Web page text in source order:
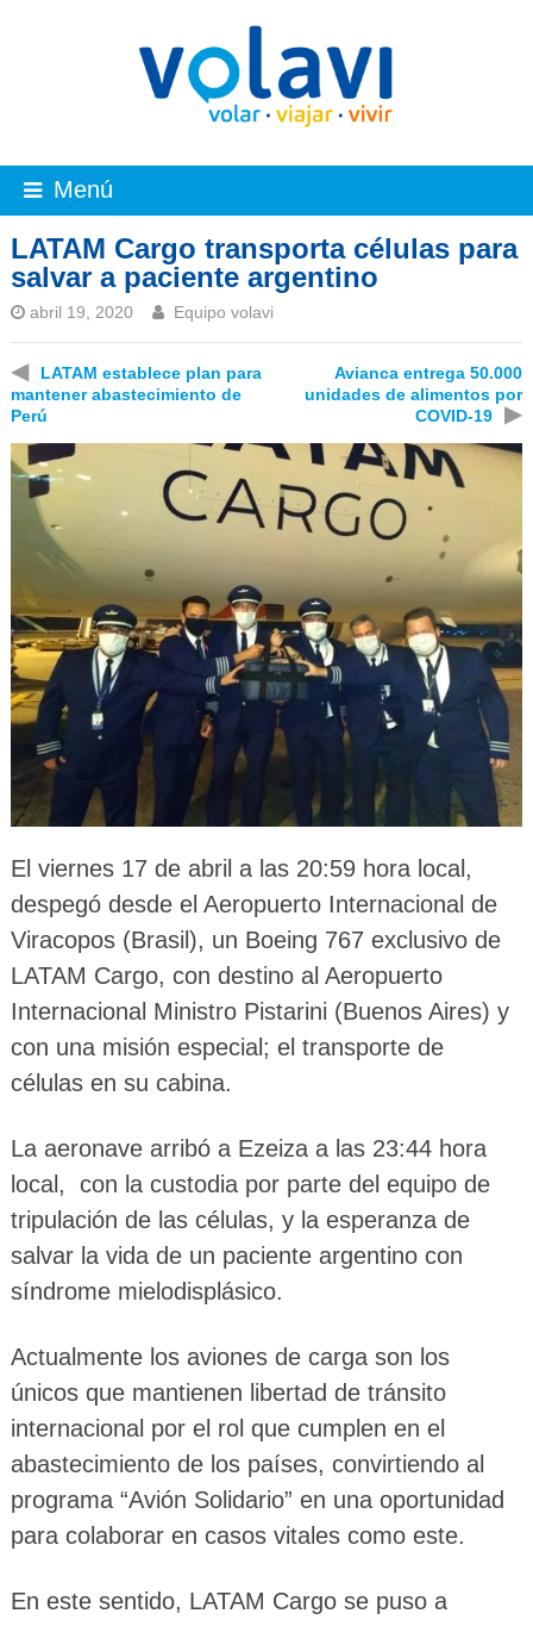
Menú
LATAM Cargo transporta células para
salvar a paciente argentino
abril 19, 2020 Equipo volavi
◀
LATAM establece plan para
mantener abastecimiento de
Perú
Avianca entrega 50.000
unidades de alimentos por
COVID-19
▶
El viernes 17 de abril a las 20:59 hora local,
despegó desde el Aeropuerto Internacional de
Viracopos (Brasil), un Boeing 767 exclusivo de
LATAM Cargo, con destino al Aeropuerto
Internacional Ministro Pistarini (Buenos Aires) y
con una misión especial; el transporte de
células en su cabina.
La aeronave arribó a Ezeiza a las 23:44 hora
local, con la custodia por parte del equipo de
tripulación de las células, y la esperanza de
salvar la vida de un paciente argentino con
síndrome mielodisplásico.
Actualmente los aviones de carga son los
únicos que mantienen libertad de tránsito
internacional por el rol que cumplen en el
abastecimiento de los países, convirtiendo al
programa “Avión Solidario” en una oportunidad
para colaborar en casos vitales como este.
En este sentido, LATAM Cargo se puso a